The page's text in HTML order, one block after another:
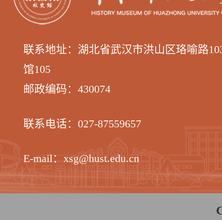
联系地址：湖北省武汉市洪山区珞喻路
馆105
邮政编码： 430074
联系电话： 027-87559657
E-mail：xsg@hust.edu.cn